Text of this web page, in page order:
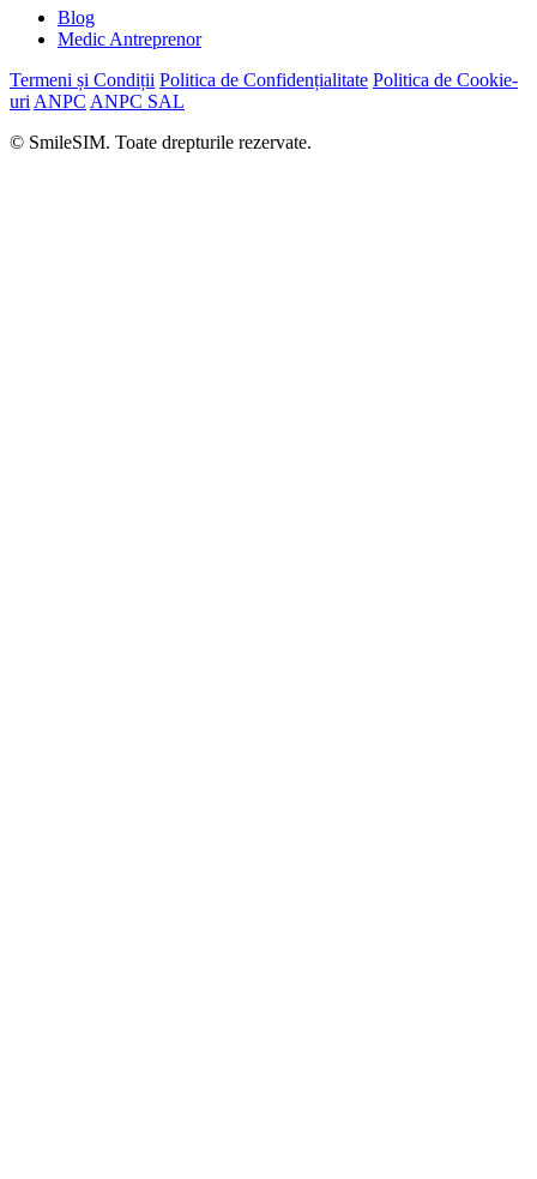
Blog
Medic Antreprenor
Termeni și Condiții Politica de Confidențialitate Politica de Cookie-
uri ANPC ANPC SAL
© SmileSIM. Toate drepturile rezervate.